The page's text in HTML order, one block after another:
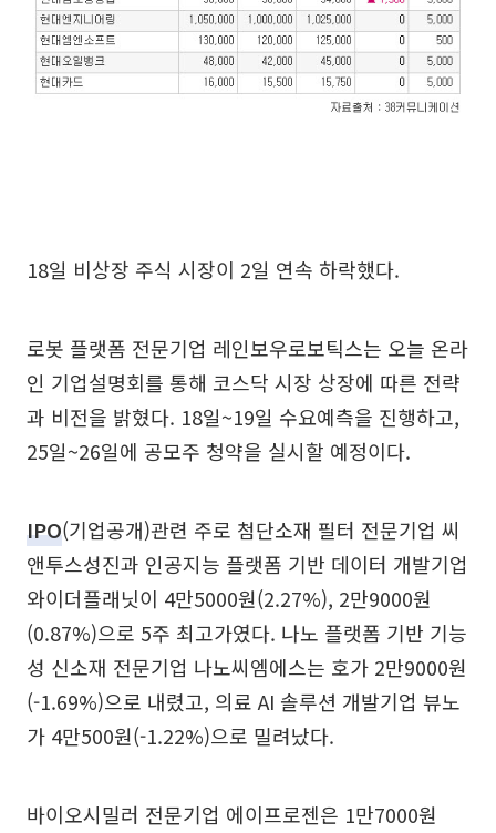
18일 비상장 주식 시장이 2일 연속 하락했다.
로봇 플랫폼 전문기업 레인보우로보틱스는 오늘 온라
인 기업설명회를 통해 코스닥 시장 상장에 따른 전략
과 비전을 밝혔다. 18일~19일 수요예측을 진행하고,
25일~26일에 공모주 청약을 실시할 예정이다.
IPO(기업공개)관련 주로 첨단소재 필터 전문기업 씨
앤투스성진과 인공지능 플랫폼 기반 데이터 개발기업
와이더플래닛이 4만5000원(2.27%), 2만9000원
(0.87%)으로 5주 최고가였다. 나노 플랫폼 기반 기능
성 신소재 전문기업 나노씨엠에스는 호가 2만9000원
(-1.69%)으로 내렸고, 의료 AI 솔루션 개발기업 뷰노
가 4만500원(-1.22%)으로 밀려났다.
바이오시밀러 전문기업 에이프로젠은 1만7000원